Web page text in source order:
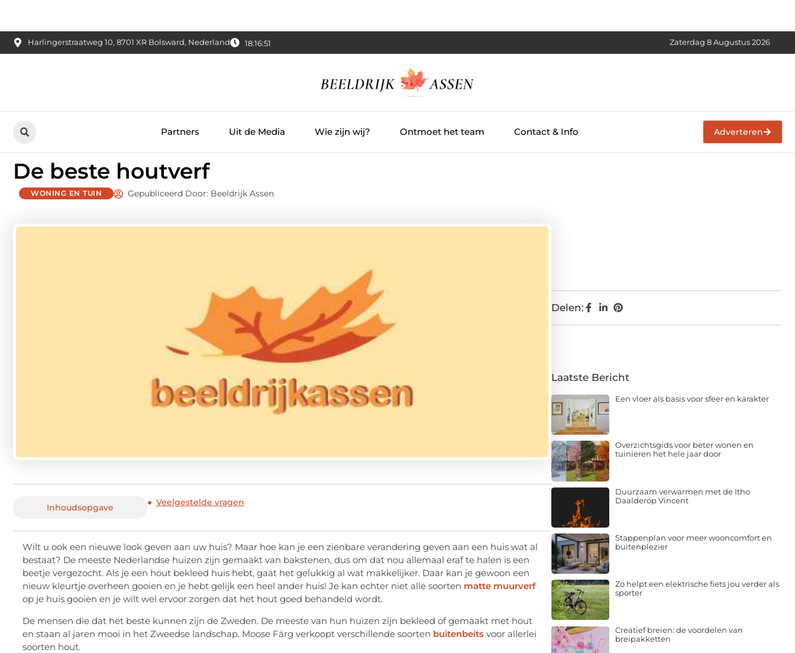
Ontmoet het team
De beste houtverf
WONING EN TUIN Gepubliceerd Door: Beeldrijk Assen
Inhoudsopgave Veelgestelde vragen
Wilt u ook een nieuwe look geven aan uw huis? Maar hoe kan je een zienbare verandering geven aan een huis wat al
bestaat? De meeste Nederlandse huizen zijn gemaakt van bakstenen, dus om dat nou allemaal eraf te halen is een
beetje vergezocht. Als je een hout bekleed huis hebt, gaat het gelukkig al wat makkelijker. Daar kan je gewoon een
nieuw kleurtje overheen gooien en je hebt gelijk een heel ander huis! Je kan echter niet alle soorten matte muurverf
op je huis gooien en je wilt wel ervoor zorgen dat het hout goed behandeld wordt.
De mensen die dat het beste kunnen zijn de Zweden. De meeste van hun huizen zijn bekleed of gemaakt met hout
en staan al jaren mooi in het Zweedse landschap. Moose Färg verkoopt verschillende soorten buitenbeits voor allerlei
soorten hout.
Delen:
Laatste Bericht
Een vloer als basis voor sfeer en karakter
Overzichtsgids voor beter wonen en
tuinieren het hele jaar door
Duurzaam verwarmen met de Itho
Daalderop Vincent
Stappenplan voor meer wooncomfort en
buitenplezier
Zo helpt een elektrische fiets jou verder als
sporter
Creatief breien: de voordelen van
breipakketten